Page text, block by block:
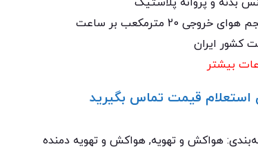
خروجی 20 مترمکعب بر ساعت
کشور ایران
بیشتر
استعلام قیمت تماس بگیرید
هواکش و تهویه, هواکش و تهویه دمنده